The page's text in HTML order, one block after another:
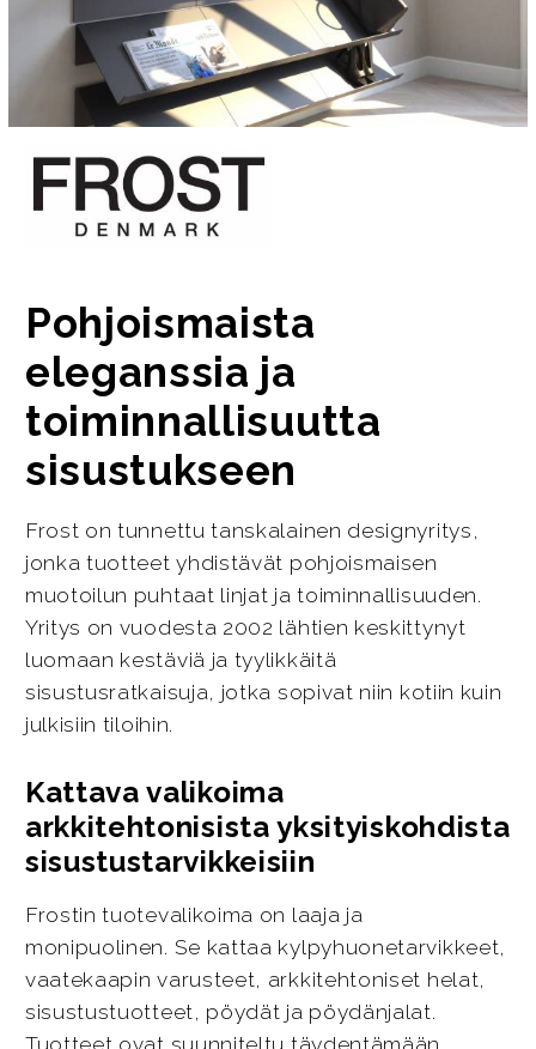
Pohjoismaista
eleganssia ja
toiminnallisuutta
sisustukseen
Frost on tunnettu tanskalainen designyritys,
jonka tuotteet yhdistävät pohjoismaisen
muotoilun puhtaat linjat ja toiminnallisuuden.
Yritys on vuodesta 2002 lähtien keskittynyt
luomaan kestäviä ja tyylikkäitä
sisustusratkaisuja, jotka sopivat niin kotiin kuin
julkisiin tiloihin.
Kattava valikoima
arkkitehtonisista yksityiskohdista
sisustustarvikkeisiin
Frostin tuotevalikoima on laaja ja
monipuolinen. Se kattaa kylpyhuonetarvikkeet,
vaatekaapin varusteet, arkkitehtoniset helat,
sisustustuotteet, pöydät ja pöydänjalat.